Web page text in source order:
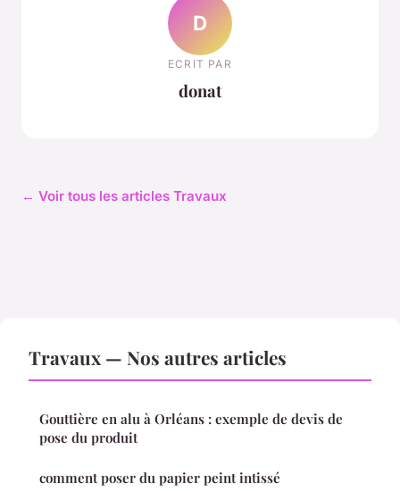
D
ECRIT PAR
donat
← Voir tous les articles Travaux
Travaux — Nos autres articles
Gouttière en alu à Orléans : exemple de devis de
pose du produit
comment poser du papier peint intissé